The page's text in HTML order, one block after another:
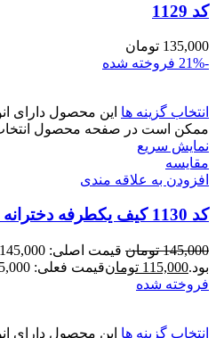
کد 1129
135,000 تومان
-21%
فروخته شده
انتخاب گزینه ها این محصول دارای
ممکن است در صفحه محصول
نمایش سریع
مقايسه
افزودن به علاقه مندی
کد 1130 کیف یکطرفه دخترانه LV
145,000 تومان
بود.115,000 تومانقیمت فعلی: 115,000 تومان.
فروخته شده
انتخاب گزینه ها این محصول دارای